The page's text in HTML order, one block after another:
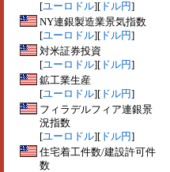
[ユーロドル][ ドル円]
NY連銀製造業景気指数
[ユーロドル][ ドル円]
対米証券投資
[ユーロドル][ ドル円]
鉱工業生産
[ユーロドル][ ドル円]
フィラデルフィア連銀景
況指数
[ユーロドル][ ドル円]
住宅着工件数/建設許可件
数